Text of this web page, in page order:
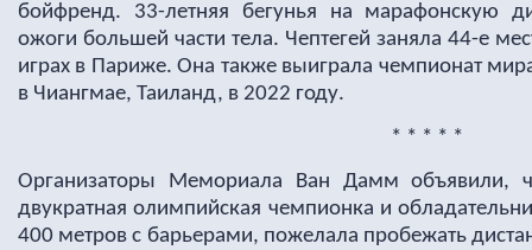
бойфренд. 33-летняя бегунья на марафонскую
ожоги большей части тела. Чептегей заняла 44-е
играх в Париже. Она также выиграла чемпионат
в Чиангмае, Таиланд, в 2022 году.
* * * * *
Организаторы Мемориала Ван Даммобъявили,
двукратная олимпийская чемпионка и
400 метров с барьерами, пожелала пробежать